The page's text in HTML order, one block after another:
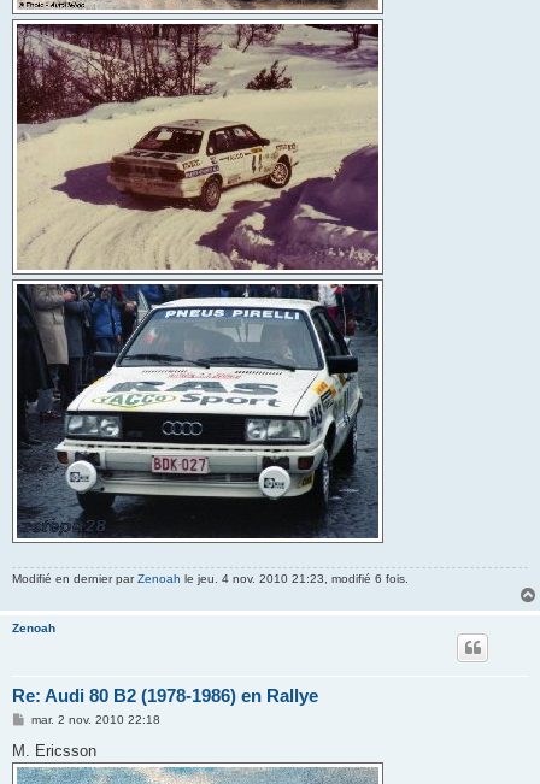
Modifié en dernier parZenoah le jeu. 4 nov. 2010 21:23, modifié 6 fois.
Zenoah
Re: Audi 80 B2 (1978-1986) en Rallye
M
s
a
mar. 2 nov. 2010 22:18
M. Ericsson